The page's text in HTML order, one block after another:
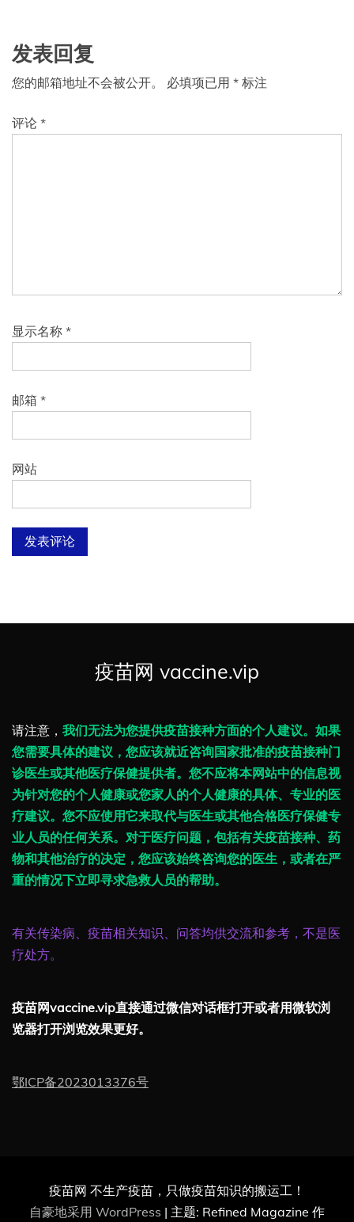
发表回复
您的邮箱地址不会被公开。 必填项已用 * 标注
评论 *
显示名称 *
邮箱 *
网站
疫苗网 vaccine.vip
请注意， 我们无法为您提供疫苗接种方面的个人建议。如果
您需要具体的建议，您应该就近咨询国家批准的疫苗接种门
诊医生或其他医疗保健提供者。您不应将本网站中的信息视
为针对您的个人健康或您家人的个人健康的具体、专业的医
疗建议。您不应使用它来取代与医生或其他合格医疗保健专
业人员的任何关系。对于医疗问题，包括有关疫苗接种、药
物和其他治疗的决定，您应该始终咨询您的医生，或者在严
重的情况下立即寻求急救人员的帮助。
有关传染病、疫苗相关知识、问答均供交流和参考，不是医
疗处方。
疫苗网vaccine.vip直接通过微信对话框打开或者用微软浏
览器打开浏览效果更好。
鄂ICP备2023013376号
疫苗网 不生产疫苗，只做疫苗知识的搬运工！
自豪地采用 WordPress | 主题: Refined Magazine 作